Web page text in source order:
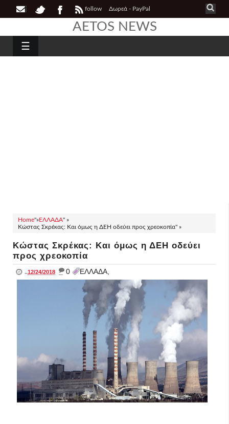
follow Δωρεά - PayPal
AETOS NEWS
☰
Home"»ΕΛΛΑΔΑ" »
Κώστας Σκρέκας: Και όμως η ΔΕΗ οδεύει προς χρεοκοπία" »
Κώστας Σκρέκας: Και όμως η ΔΕΗ οδεύει
προς χρεοκοπία
..12/24/2018 _ 0 ΕΛΛΑΔΑ,